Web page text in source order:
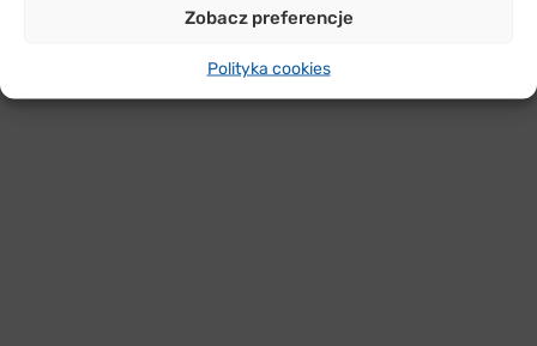
Zobacz preferencje
Polityka cookies